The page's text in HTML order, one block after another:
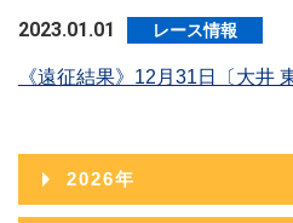
2023.01.01 レース情報
《遠征結果》12月31日〔大井
2026年